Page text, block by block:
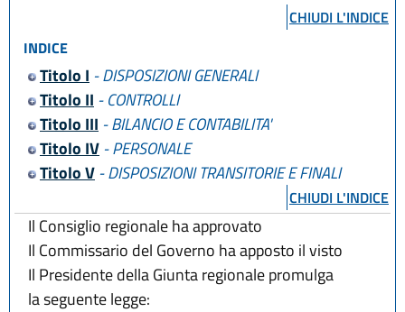
CHIUDI L'INDICE
INDICE
Titolo I - DISPOSIZIONI GENERALI
Titolo II - CONTROLLI
Titolo III - BILANCIO E CONTABILITA'
Titolo IV- PERSONALE
Titolo V- DISPOSIZIONI TRANSITORIE E FINALI
CHIUDI L'INDICE
Il Consiglio regionale ha approvato
Il Commissario del Governo ha apposto il visto
Il Presidente della Giunta regionale promulga
la seguente legge: